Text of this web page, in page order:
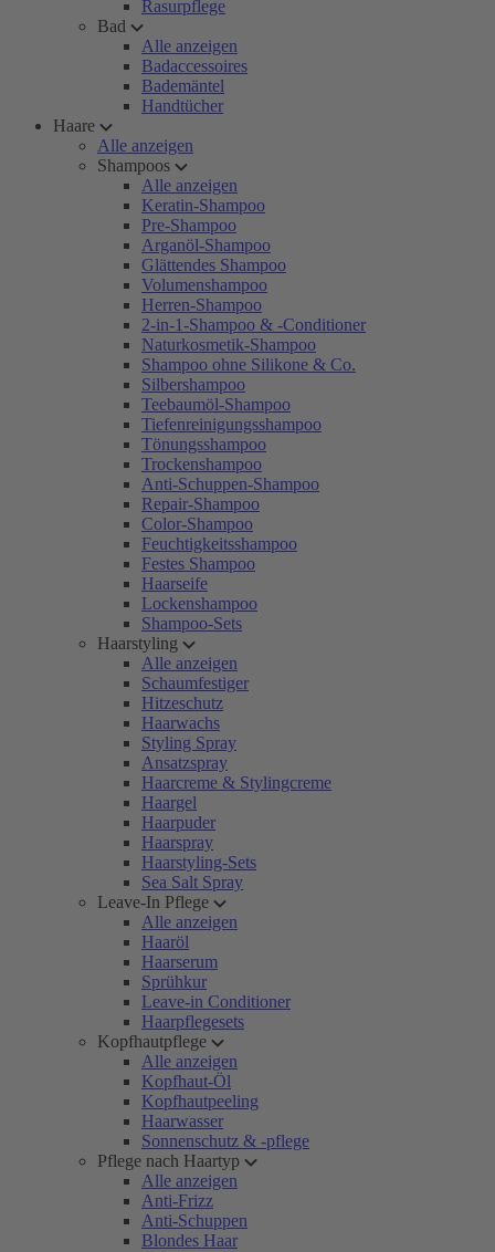
Rasurpflege
Bad
Alle anzeigen
Badaccessoires
Bademäntel
Handtücher
Haare
Alle anzeigen
Shampoos
Alle anzeigen
Keratin-Shampoo
Pre-Shampoo
Arganöl-Shampoo
Glättendes Shampoo
Volumenshampoo
Herren-Shampoo
2-in-1-Shampoo & -Conditioner
Naturkosmetik-Shampoo
Shampoo ohne Silikone & Co.
Silbershampoo
Teebaumöl-Shampoo
Tiefenreinigungsshampoo
Tönungsshampoo
Trockenshampoo
Anti-Schuppen-Shampoo
Repair-Shampoo
Color-Shampoo
Feuchtigkeitsshampoo
Festes Shampoo
Haarseife
Lockenshampoo
Shampoo-Sets
Haarstyling
Alle anzeigen
Schaumfestiger
Hitzeschutz
Haarwachs
Styling Spray
Ansatzspray
Haarcreme & Stylingcreme
Haargel
Haarpuder
Haarspray
Haarstyling-Sets
Sea Salt Spray
Leave-In Pflege
Alle anzeigen
Haaröl
Haarserum
Sprühkur
Leave-in Conditioner
Haarpflegesets
Kopfhautpflege
Alle anzeigen
Kopfhaut-Öl
Kopfhautpeeling
Haarwasser
Sonnenschutz & -pflege
Pflege nach Haartyp
Alle anzeigen
Anti-Frizz
Anti-Schuppen
Blondes Haar